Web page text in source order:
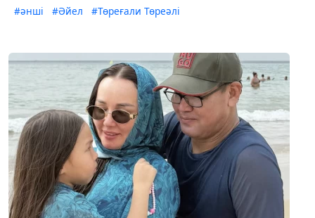
#әнші #Әйел #Төреғали Төреәлі